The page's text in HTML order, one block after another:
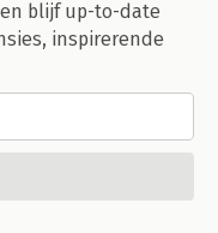
blijf up-to-date
inspirerende